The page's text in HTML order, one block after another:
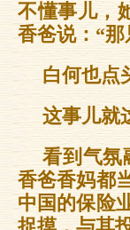
不懂事儿，
香爸说：“
白何也点
这事儿就
看到气氛
香爸香妈都
中国的保险